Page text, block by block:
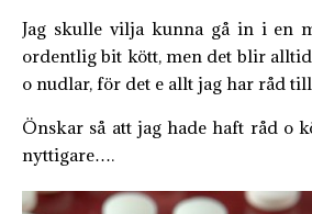
Jag skulle vilja kunna gå in i en
ordentlig bit kött, men det blir
o nudlar, för det e allt jag har råd
Önskar så att jag hade haft råd o
nyttigare….